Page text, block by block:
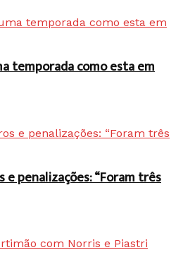
temporada como esta em
penalizações: “Foram três